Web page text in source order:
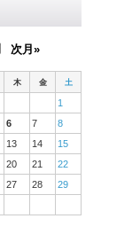
次月»
木 金 土
1
6 7
8
13 14
15
20 21
22
27 28
29